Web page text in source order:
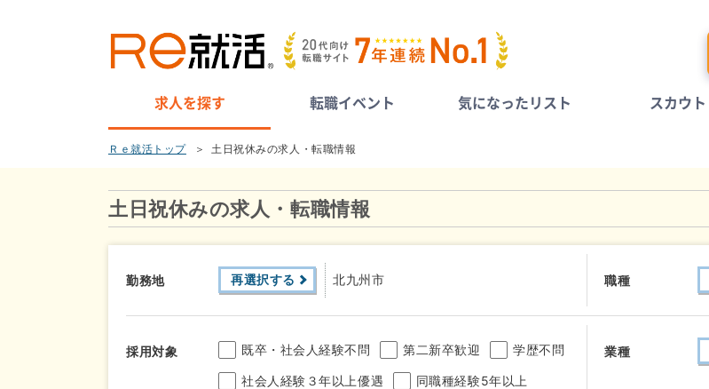
求人を探す 転職イベント 気になったリスト スカウト
Ｒｅ就活トップ 土日祝休みの求人・転職情報
土日祝休みの求人・転職情報
勤務地 再選択する 北九州市 職種
採用対象 既卒・社会人経験不問 第二新卒歓迎 学歴不問
社会人経験３年以上優遇 同職種経験5年以上
業種